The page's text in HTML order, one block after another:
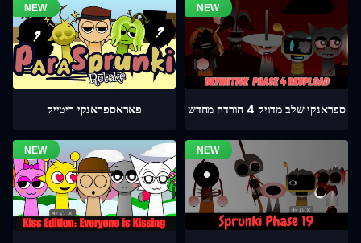
פאראספראנקי ריטייק ספראנקי שלב מדויק 4 הורדה מחדש